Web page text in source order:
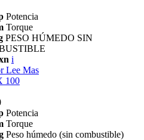
Potencia
Torque
PESO HÚMEDO SIN
i
Lee Mas
100
Potencia
Torque
Peso húmedo (sin combustible)